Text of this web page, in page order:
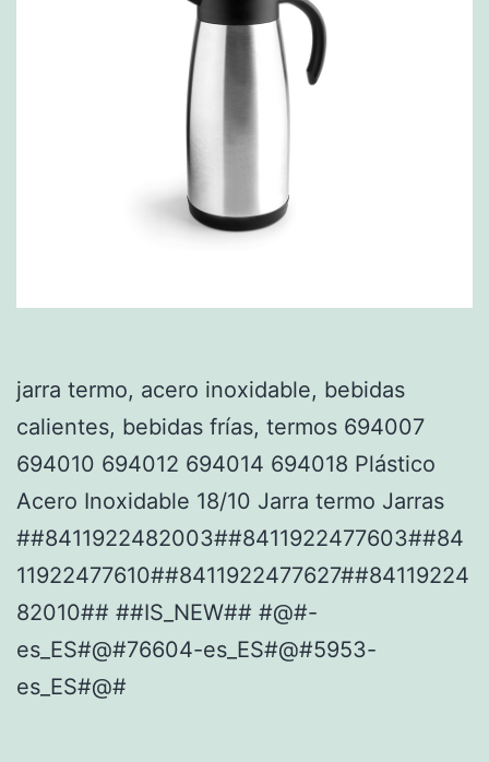
jarra termo, acero inoxidable, bebidas
calientes, bebidas frías, termos 694007
694010 694012 694014 694018 Plástico
Acero Inoxidable 18/10 Jarra termo Jarras
##8411922482003##8411922477603##84
11922477610##8411922477627##84119224
82010## ##IS_NEW## #@#-
es_ES#@#76604-es_ES#@#5953-
es_ES#@#